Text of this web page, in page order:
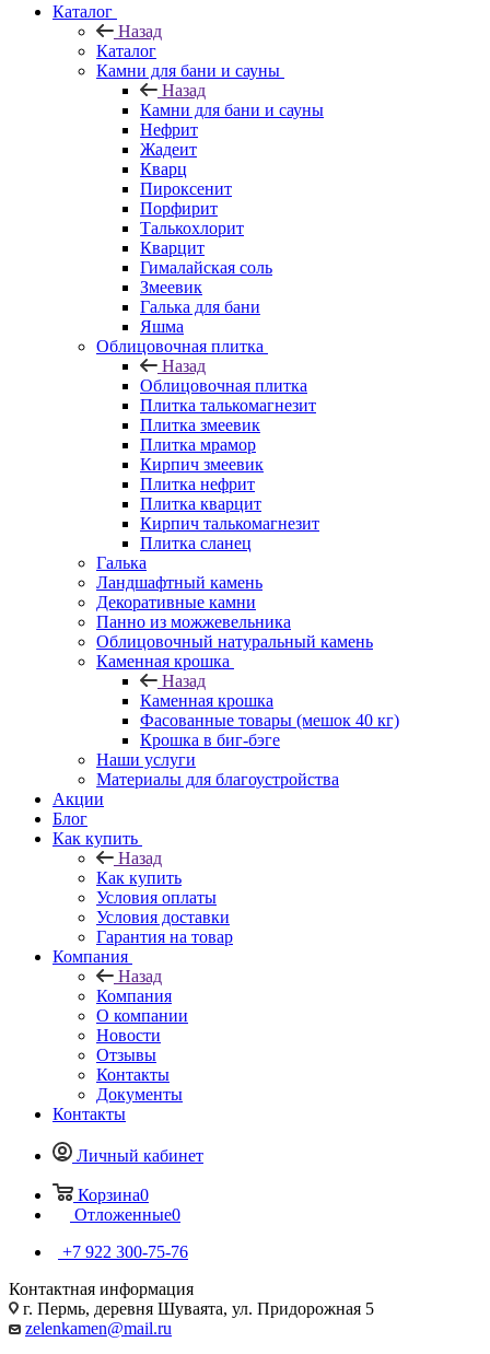
Каталог
Назад
Каталог
Камни для бани и сауны
Назад
Камни для бани и сауны
Нефрит
Жадеит
Кварц
Пироксенит
Порфирит
Талькохлорит
Кварцит
Гималайская соль
Змеевик
Галька для бани
Яшма
Облицовочная плитка
Назад
Облицовочная плитка
Плитка талькомагнезит
Плитка змеевик
Плитка мрамор
Кирпич змеевик
Плитка нефрит
Плитка кварцит
Кирпич талькомагнезит
Плитка сланец
Галька
Ландшафтный камень
Декоративные камни
Панно из можжевельника
Облицовочный натуральный камень
Каменная крошка
Назад
Каменная крошка
Фасованные товары (мешок 40 кг)
Крошка в биг-бэге
Наши услуги
Материалы для благоустройства
Акции
Блог
Как купить
Назад
Как купить
Условия оплаты
Условия доставки
Гарантия на товар
Компания
Назад
Компания
О компании
Новости
Отзывы
Контакты
Документы
Контакты
Личный кабинет
Корзина0
Отложенные0
+7 922 300-75-76
Контактная информация
г. Пермь, деревня Шуваята, ул. Придорожная 5
zelenkamen@mail.ru